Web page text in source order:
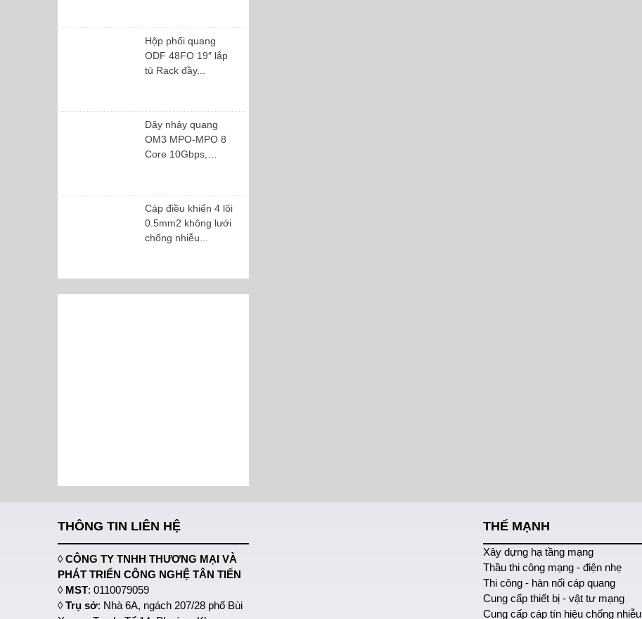
Hộp phối quang
ODF 48FO 19″ lắp
tủ Rack đầy...
Dây nhảy quang
OM3 MPO-MPO 8
Core 10Gbps,
Cáp điều khiển 4 lõi
0.5mm2 không lưới
chống nhiễu...
THÔNG TIN LIÊN HỆ
◊CÔNG TY TNHH THƯƠNG MẠI VÀ
PHÁT TRIỂN CÔNG NGHỆ TÂN TIẾN
◊ MST: 0110079059
◊Trụ sở: Nhà 6A, ngách 207/28 phố Bùi
THẾ MẠNH
Xây dựng hạ tầng mạng
Thầu thi công mạng - điện nhẹ
Thi công - hàn nối cáp quang
Cung cấp thiết bị - vật tư mạng
Cung cấp cáp tín hiệu chống nhiễu